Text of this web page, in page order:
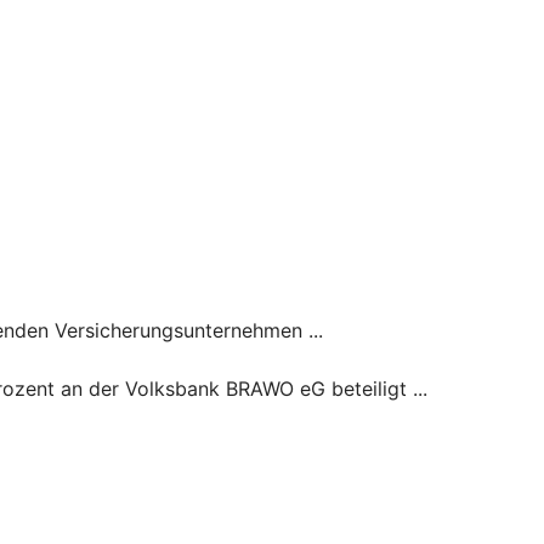
Versicherungsunternehmen ...
an der Volksbank BRAWO eG beteiligt ...